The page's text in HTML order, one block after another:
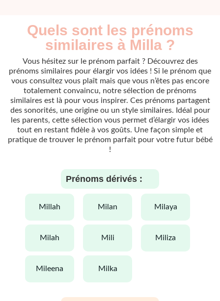
Quels sont les prénoms
similaires à Milla ?
Vous hésitez sur le prénom parfait ? Découvrez des
prénoms similaires pour élargir vos idées ! Si le prénom que
vous consultez vous plaît mais que vous n’êtes pas encore
totalement convaincu, notre sélection de prénoms
similaires est là pour vous inspirer. Ces prénoms partagent
des sonorités, une origine ou un style similaires. Idéal pour
les parents, cette sélection vous permet d’élargir vos idées
tout en restant fidèle à vos goûts. Une façon simple et
pratique de trouver le prénom parfait pour votre futur bébé
!
Prénoms dérivés :
millah milan milaya
milah mili miliza
mileena milka